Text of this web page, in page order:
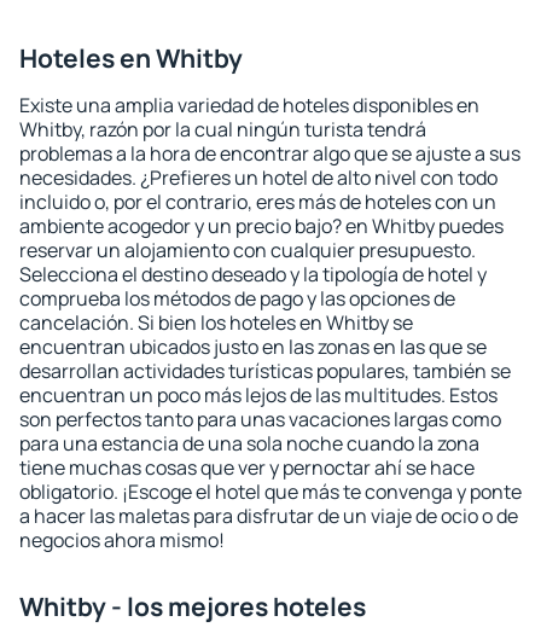
Hoteles en Whitby
Existe una amplia variedad de hoteles disponibles en
Whitby, razón por la cual ningún turista tendrá
problemas a la hora de encontrar algo que se ajuste a sus
necesidades. ¿Prefieres un hotel de alto nivel con todo
incluido o, por el contrario, eres más de hoteles con un
ambiente acogedor y un precio bajo? en Whitby puedes
reservar un alojamiento con cualquier presupuesto.
Selecciona el destino deseado y la tipología de hotel y
comprueba los métodos de pago y las opciones de
cancelación. Si bien los hoteles en Whitby se
encuentran ubicados justo en las zonas en las que se
desarrollan actividades turísticas populares, también se
encuentran un poco más lejos de las multitudes. Estos
son perfectos tanto para unas vacaciones largas como
para una estancia de una sola noche cuando la zona
tiene muchas cosas que ver y pernoctar ahí se hace
obligatorio. ¡Escoge el hotel que más te convenga y ponte
a hacer las maletas para disfrutar de un viaje de ocio o de
negocios ahora mismo!
Whitby - los mejores hoteles